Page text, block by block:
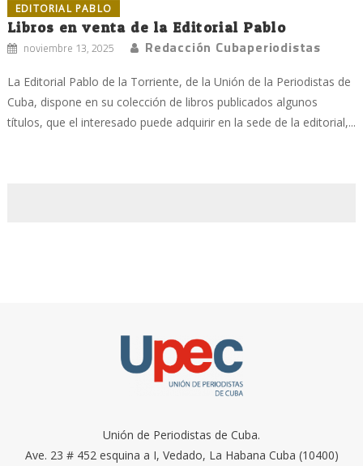
EDITORIAL PABLO
Libros en venta de la Editorial Pablo
noviembre 13, 2025 Redacción Cubaperiodistas
La Editorial Pablo de la Torriente, de la Unión de la Periodistas de
Cuba, dispone en su colección de libros publicados algunos
títulos, que el interesado puede adquirir en la sede de la editorial,...
Unión de Periodistas de Cuba.
Ave. 23 # 452 esquina a I, Vedado, La Habana Cuba (10400)